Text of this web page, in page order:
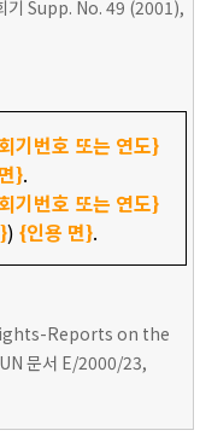
기 Supp. No. 49 (2001),
기번호 또는 연도}
}.
기번호 또는 연도}
) {인용 면}.
Reports on the
문서 E/2000/23,